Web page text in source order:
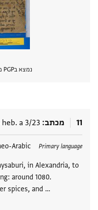
נמצא בPGP מאז
11 מכתב a 3/23
Primary language
Arabic
in Alexandria, to
around 1080.
spices, and …
תגים